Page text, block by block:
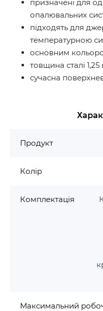
призначені для
опалювальних
підходять для
температурною
основним
товщина сталі
сучасна
Продукт
Колір
Комплектація
Максимальний